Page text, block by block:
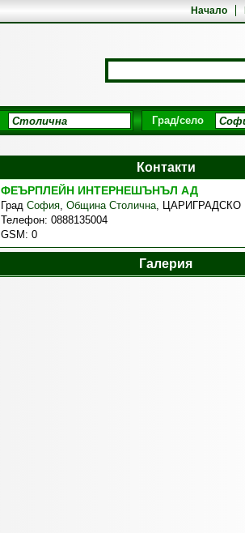
Начало
Град/село
Контакти
ФЕЪРПЛЕЙН ИНТЕРНЕШЪНЪЛ АД
Град София, Община Столична, ЦАРИГРАДСКО
Телефон: 0888135004
GSM: 0
Галерия